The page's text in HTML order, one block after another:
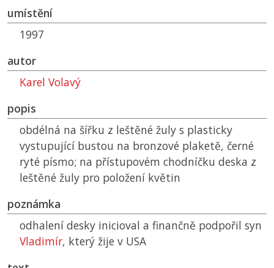
umístění
1997
autor
Karel Volavý
popis
obdélná na šířku z leštěné žuly s plasticky
vystupující bustou na bronzové plaketě, černé
ryté písmo; na přístupovém chodníčku deska z
leštěné žuly pro položení květin
poznámka
odhalení desky inicioval a finančně podpořil syn
Vladimír, který žije v USA